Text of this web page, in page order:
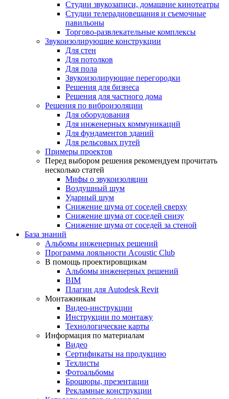
Студии звукозаписи, домашние кинотеатры
Студии телерадиовещания и съемочные
павильоны
Торгово-развлекательные комплексы
Звукоизолирующие конструкции
Для стен
Для потолков
Для пола
Звукоизолирующие перегородки
Решения для бизнеса
Решения для частного дома
Решения по виброизоляции
Для оборудования
Для инженерных коммуникаций
Для фундаментов зданий
Для рельсовых путей
Примеры проектов
Перед выбором решения рекомендуем прочитать
несколько статей
Мифы о звукоизоляции
Воздушный шум
Ударный шум
Снижение шума от соседей сверху
Снижение шума от соседей снизу
Снижение шума от соседей за стеной
База знаний
Альбомы инженерных решений
Программа лояльности Acoustic Club
В помощь проектировщикам
Альбомы инженерных решений
BIM
Плагин для Autodesk Revit
Монтажникам
Видео-инструкции
Инструкции по монтажу
Технологические карты
Информация по материалам
Видео
Сертификаты на продукцию
Техлисты
Фотоальбомы
Брошюры, презентации
Рекламные конструкции